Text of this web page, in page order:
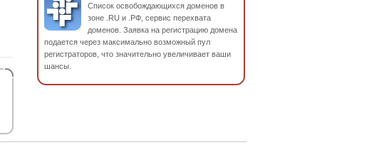
Список освобождающихся доменов в
зоне .RU и .РФ, сервис перехвата
доменов. Заявка на регистрацию домена
подается через максимально возможный пул
регистраторов, что значительно увеличивает ваши
шансы.